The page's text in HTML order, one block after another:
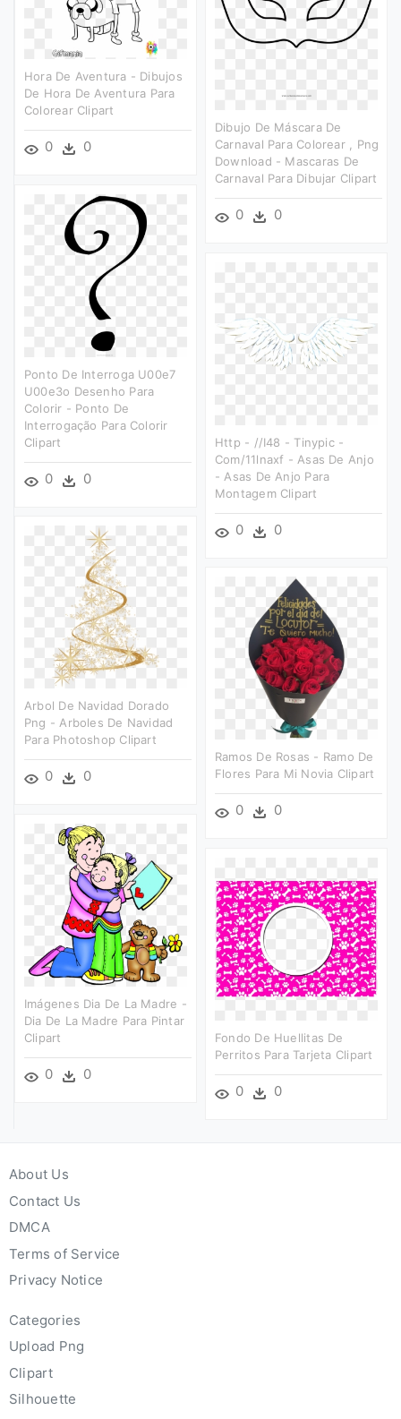
Hora De Aventura - Dibujos
De Hora De Aventura Para
Colorear Clipart
0 0
Dibujo De Máscara De
Carnaval Para Colorear , Png
Download - Mascaras De
Carnaval Para Dibujar Clipart
0 0
Ponto De Interroga U00e7
U00e3o Desenho Para
Colorir - Ponto De
Interrogação Para Colorir
Clipart
0 0
Http - //i48 - Tinypic -
Com/11lnaxf - Asas De Anjo
- Asas De Anjo Para
Montagem Clipart
0 0
Arbol De Navidad Dorado
Png - Arboles De Navidad
Para Photoshop Clipart
0 0
Ramos De Rosas - Ramo De
Flores Para Mi Novia Clipart
0 0
Imágenes Dia De La Madre -
Dia De La Madre Para Pintar
Clipart
0 0
Fondo De Huellitas De
Perritos Para Tarjeta Clipart
0 0
About Us
Contact Us
DMCA
Terms of Service
Privacy Notice
Categories
Upload Png
Clipart
Silhouette